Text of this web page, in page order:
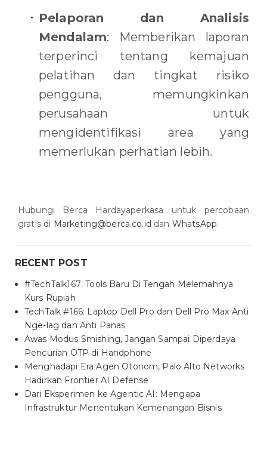
Pelaporan dan Analisis
Mendalam: Memberikan laporan
terperinci tentang kemajuan
pelatihan dan tingkat risiko
pengguna, memungkinkan
perusahaan untuk
mengidentifikasi area yang
memerlukan perhatian lebih.
Hubungi Berca Hardayaperkasa untuk percobaan
gratis di Marketing@berca.co.id dan WhatsApp.
RECENT POST
#TechTalk167: Tools Baru Di Tengah Melemahnya
Kurs Rupiah
TechTalk #166: Laptop Dell Pro dan Dell Pro Max Anti
Nge-lag dan Anti Panas
Awas Modus Smishing, Jangan Sampai Diperdaya
Pencurian OTP di Handphone
Menghadapi Era Agen Otonom, Palo Alto Networks
Hadirkan Frontier AI Defense
Dari Eksperimen ke Agentic AI: Mengapa
Infrastruktur Menentukan Kemenangan Bisnis